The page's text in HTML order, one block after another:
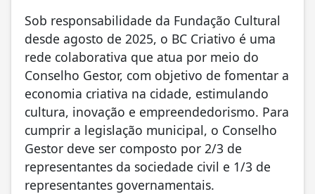
Sob responsabilidade da Fundação Cultural
desde agosto de 2025, o BC Criativo é uma
rede colaborativa que atua por meio do
Conselho Gestor, com objetivo de fomentar a
economia criativa na cidade, estimulando
cultura, inovação e empreendedorismo. Para
cumprir a legislação municipal, o Conselho
Gestor deve ser composto por 2/3 de
representantes da sociedade civil e 1/3 de
representantes governamentais.